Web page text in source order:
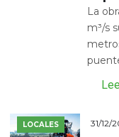
La
m³/s
LOCALES 31/12/